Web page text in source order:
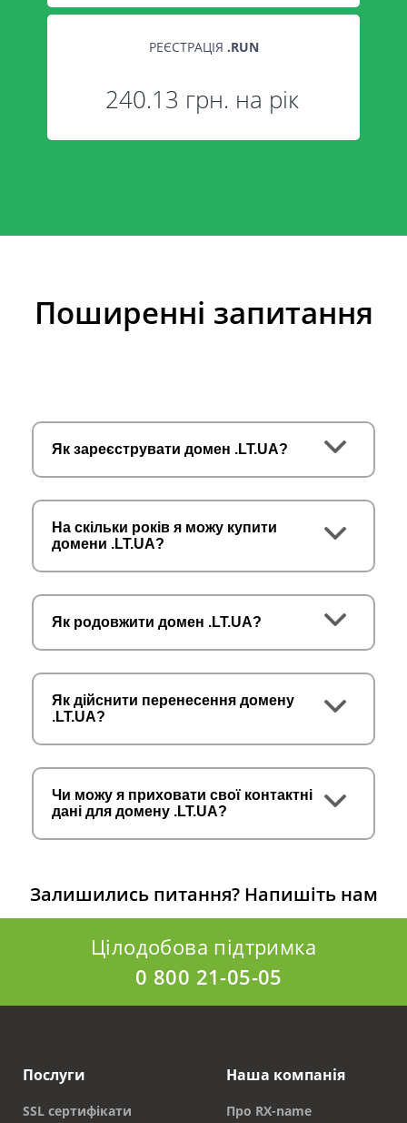
РЕЄСТРАЦІЯ .RUN
240.13 грн. на рік
Поширенні запитання
Як зареєструвати домен .LT.UA?
На скільки років я можу купити
домени .LT.UA?
Як родовжити домен .LT.UA?
Як дійснити перенесення домену
.LT.UA?
Чи можу я приховати свої контактні
дані для домену .LT.UA?
Залишились питання? Напишіть нам
Цілодобова підтримка
0 800 21-05-05
Послуги
SSL сертифікати
Наша компанія
Про RX-name